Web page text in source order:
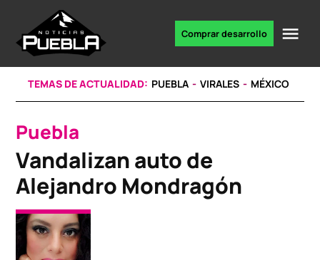
content
noticias
Comprar desarrollo
TEMAS DE ACTUALIDAD: PUEBLA VIRALES MÉXICO
POSTED
IN
Puebla
Vandalizan auto de
Alejandro Mondragón